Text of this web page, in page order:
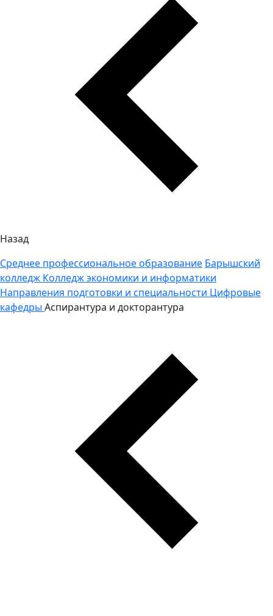
Назад
Среднее профессиональное образование Барышский
колледж Колледж экономики и информатики
Направления подготовки и специальности Цифровые
кафедры Аспирантура и докторантура